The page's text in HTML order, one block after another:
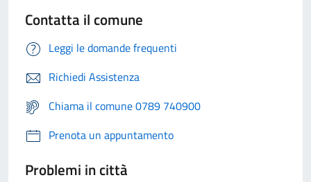
Contatta il comune
Leggi le domande frequenti
Richiedi Assistenza
Chiama il comune 0789 740900
Prenota un appuntamento
Problemi in città